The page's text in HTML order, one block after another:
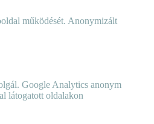
működését. Anonymizált
Google Analytics anonym
látogatott oldalakon